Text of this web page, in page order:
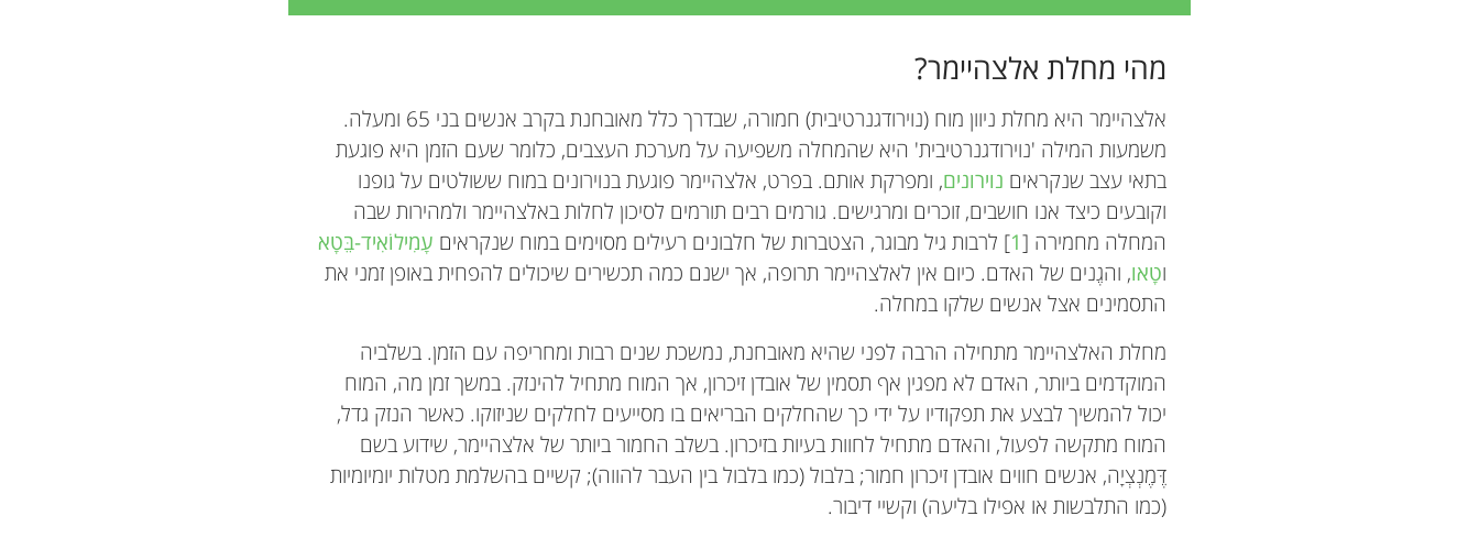
מהי מחלת אלצהיימר?
אלצהיימר היא מחלת ניוון מוח (נוירודגנרטיבית) חמורה, שבדרך כלל מאובחנת בקרב אנשים בני 65 ומעלה.
משמעות המילה 'נוירודגנרטיבית' היא שהמחלה משפיעה על מערכת העצבים, כלומר שעם הזמן היא פוגעת
בתאי עצב שנקראים נוירונים, ומפרקת אותם. בפרט, אלצהיימר פוגעת בנוירונים במוח ששולטים על גופנו
וקובעים כיצד אנו חושבים, זוכרים ומרגישים. גורמים רבים תורמים לסיכון לחלות באלצהיימר ולמהירות שבה
המחלה מחמירה [1] לרבות גיל מבוגר, הצטברות של חלבונים רעילים מסוימים במוח שנקראים עָמִילוֹאִיד-בֵּטָא
וטָאו, והגֶנים של האדם. כיום אין לאלצהיימר תרופה, אך ישנם כמה תכשירים שיכולים להפחית באופן זמני את
התסמינים אצל אנשים שלקו במחלה.
מחלת האלצהיימר מתחילה הרבה לפני שהיא מאובחנת, נמשכת שנים רבות ומחריפה עם הזמן. בשלביה
המוקדמים ביותר, האדם לא מפגין אף תסמין של אובדן זיכרון, אך המוח מתחיל להינזק. במשך זמן מה, המוח
יכול להמשיך לבצע את תפקודיו על ידי כך שהחלקים הבריאים בו מסייעים לחלקים שניזוקו. כאשר הנזק גדל,
המוח מתקשה לפעול, והאדם מתחיל לחוות בעיות בזיכרון. בשלב החמור ביותר של אלצהיימר, שידוע בשם
דֶּמֶנְצְיָה, אנשים חווים אובדן זיכרון חמור; בלבול (כמו בלבול בין העבר להווה); קשיים בהשלמת מטלות יומיומיות
(כמו התלבשות או אפילו בליעה) וקשיי דיבור.